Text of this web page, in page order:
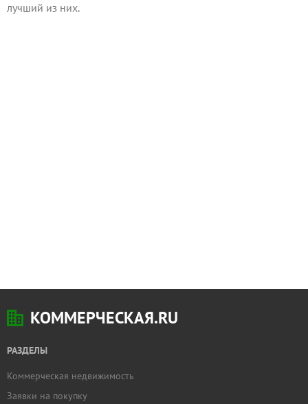
лучший из них.
КОММЕРЧЕСКАЯ.RU
РАЗДЕЛЫ
Коммерческая недвижимость
Заявки на покупку